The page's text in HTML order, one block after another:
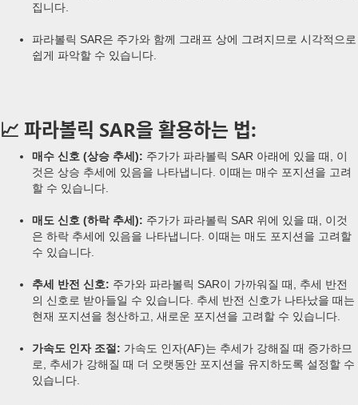
집니다.
파라볼릭 SAR은 주가와 함께 그래프 상에 그려지므로 시각적으로
쉽게 파악할 수 있습니다.
📈 파라볼릭 SAR을 활용하는 법:
매수 신호 (상승 추세): 주가가 파라볼릭 SAR 아래에 있을 때, 이
것은 상승 추세에 있음을 나타냅니다. 이때는 매수 포지션을 고려
할 수 있습니다.
매도 신호 (하락 추세): 주가가 파라볼릭 SAR 위에 있을 때, 이것
은 하락 추세에 있음을 나타냅니다. 이때는 매도 포지션을 고려할
수 있습니다.
추세 반전 신호: 주가와 파라볼릭 SAR이 가까워질 때, 추세 반전
의 신호로 받아들일 수 있습니다. 추세 반전 신호가 나타났을 때는
현재 포지션을 청산하고, 새로운 포지션을 고려할 수 있습니다.
가속도 인자 조절: 가속도 인자(AF)는 추세가 강해질 때 증가하므
로, 추세가 강해질 때 더 오랫동안 포지션을 유지하도록 설정할 수
있습니다.